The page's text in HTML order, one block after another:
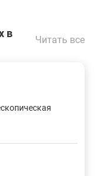
в
Читать все